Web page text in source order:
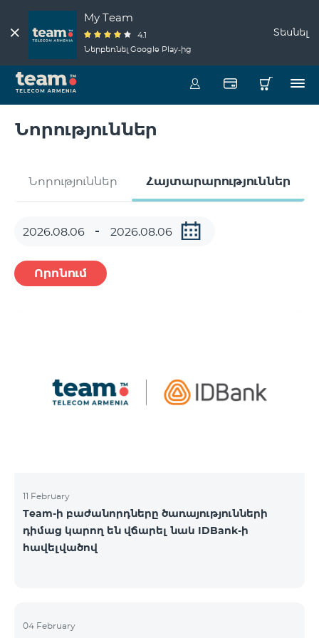
My Team
4.1
Ներբեռնել Google Play-ից
Տեսնել
Նորություններ
Նորություններ Հայտարարություններ
Որոնում
11 February
Team-ի բաժանորդները ծառայությունների
դիմաց կարող են վճարել նաև IDBank-ի
հավելվածով
04 February